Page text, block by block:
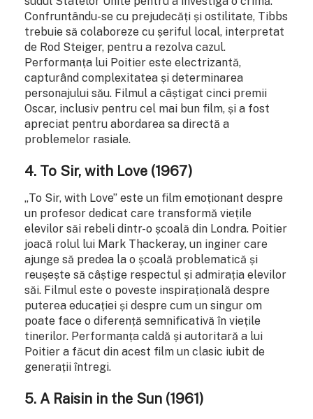
Confruntându-se cu prejudecăți și ostilitate, Tibbs
trebuie să colaboreze cu șeriful local, interpretat
de Rod Steiger, pentru a rezolva cazul.
Performanța lui Poitier este electrizantă,
capturând complexitatea și determinarea
personajului său. Filmul a câștigat cinci premii
Oscar, inclusiv pentru cel mai bun film, și a fost
apreciat pentru abordarea sa directă a
problemelor rasiale.
4. To Sir, with Love (1967)
„To Sir, with Love” este un film emoționant despre
un profesor dedicat care transformă viețile
elevilor săi rebeli dintr-o școală din Londra. Poitier
joacă rolul lui Mark Thackeray, un inginer care
ajunge să predea la o școală problematică și
reușește să câștige respectul și admirația elevilor
săi. Filmul este o poveste inspirațională despre
puterea educației și despre cum un singur om
poate face o diferență semnificativă în viețile
tinerilor. Performanța caldă și autoritară a lui
Poitier a făcut din acest film un clasic iubit de
generații întregi.
5. A Raisin in the Sun (1961)